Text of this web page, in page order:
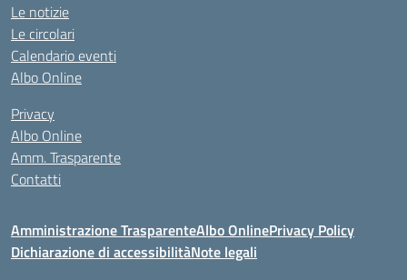
Le notizie
Le circolari
Calendario eventi
Albo Online
Privacy
Albo Online
Amm. Trasparente
Contatti
Amministrazione TrasparenteAlbo OnlinePrivacy Policy
Dichiarazione di accessibilitàNote legali